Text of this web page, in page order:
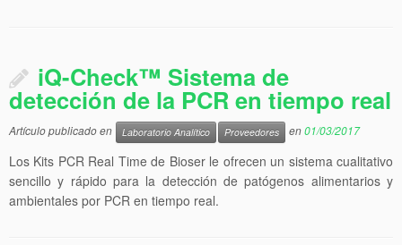
iQ-Check™ Sistema de
detección de la PCR en tiempo real
Artículo publicado en Laboratorio Analítico Proveedores en01/03/2017
Los Kits PCR Real Time de Bioser le ofrecen un sistema cualitativo
sencillo y rápido para la detección de patógenos alimentarios y
ambientales por PCR en tiempo real.